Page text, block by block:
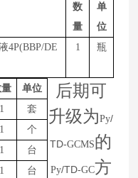
数
量
单
位
4P(BBP/DE
1 瓶
单位
1
套
1
个
1
台
1
台
后期可
升级为Py/
TD-GCMS的
Py/TD-GC方